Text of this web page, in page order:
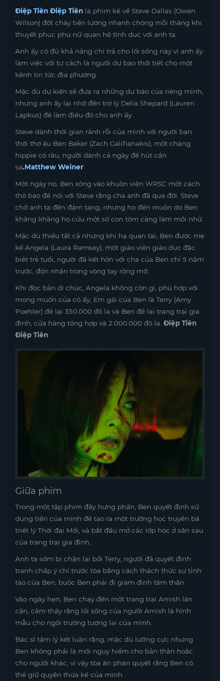
Điệp Tiên Điệp Tiên là phim kể về Steve Dallas (Owen
Wilson) đốt cháy tiền lương nhanh chóng mỗi tháng khi
thuyết phục phụ nữ quan hệ tình dục với anh ta.
Anh ấy có đủ khả năng chi trả cho lối sống này vì anh ấy
làm việc với tư cách là người dự báo thời tiết cho một
kênh tin tức địa phương.
Mặc dù dự kiến ​​sẽ đưa ra những dự báo của riêng mình,
nhưng anh ấy lại nhờ đến trợ lý Delia Shepard (Lauren
Lapkus) để làm điều đó cho anh ấy.
Steve dành thời gian rảnh rỗi của mình với người bạn
thời thơ ấu Ben Baker (Zach Galifianakis), một chàng
hippie có râu, người dành cả ngày để hút cần
sa.Matthew Weiner
Một ngày nọ, Ben xông vào khuôn viên WRSC một cách
thô bạo để nói với Steve rằng cha anh đã qua đời. Steve
chở anh ta đến đám tang, nhưng họ đến muộn do Ben
khăng khăng họ cứu một số con tôm càng làm mồi nhử.
Mặc dù thiếu tất cả nhưng khi hạ quan tài, Ben được mẹ
kế Angela (Laura Ramsey), một giáo viên giáo dục đặc
biệt trẻ tuổi, người đã kết hôn với cha của Ben chỉ 5 năm
trước, đón nhận trong vòng tay rộng mở.
Khi đọc bản di chúc, Angela không còn gì, phù hợp với
mong muốn của cô ấy; Em gái của Ben là Terry (Amy
Poehler) để lại 350.000 đô la và Ben để lại trang trại gia
đình, cửa hàng tổng hợp và 2.000.000 đô la. Điệp Tiên
Điệp Tiên
Giữa phim
Trong một tập phim đầy hưng phấn, Ben quyết định sử
dụng tiền của mình để tạo ra một trường học truyền bá
triết lý Thời đại Mới, và bắt đầu mở các lớp học ở sân sau
của trang trại gia đình.
Anh ta sớm bị chặn lại bởi Terry, người đã quyết định
tranh chấp ý chí trước tòa bằng cách thách thức sự tỉnh
táo của Ben, buộc Ben phải đi giám định tâm thần.
Vào ngày hẹn, Ben chạy đến một trang trại Amish lân
cận, cảm thấy rằng lối sống của người Amish là hình
mẫu cho ngôi trường tương lai của mình.
Bác sĩ tâm lý kết luận rằng, mặc dù lưỡng cực nhưng
Ben không phải là mối nguy hiểm cho bản thân hoặc
cho người khác, vì vậy tòa án phán quyết rằng Ben có
thể giữ quyền thừa kế của mình.